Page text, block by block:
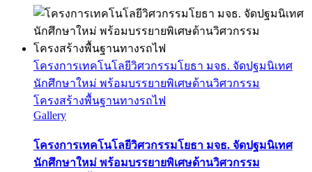
โครงการเทคโนโลยีวิศวกรรมโยธา มจธ. จัดปฐมนิเทศ
นักศึกษาใหม่ พร้อมบรรยายพิเศษด้านวิศวกรรม
โครงสร้างพื้นฐานทางรถไฟ
Gallery
โครงการเทคโนโลยีวิศวกรรมโยธา มจธ. จัดปฐมนิเทศ
นักศึกษาใหม่ พร้อมบรรยายพิเศษด้านวิศวกรรม